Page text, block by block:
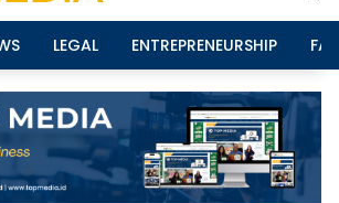
LEGAL ENTREPRENEURSHIP